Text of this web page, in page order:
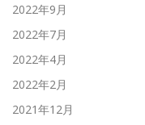
2022年9月
2022年7月
2022年4月
2022年2月
2021年12月